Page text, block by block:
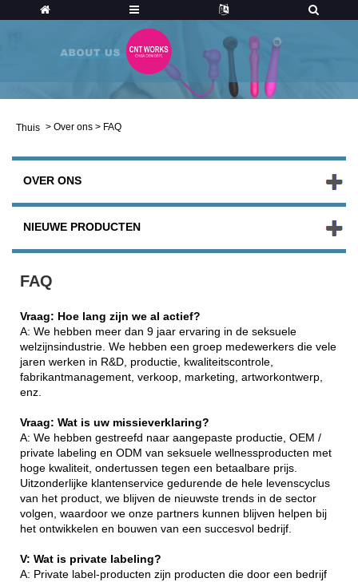
Thuis > Over ons > FAQ
OVER ONS
NIEUWE PRODUCTEN
FAQ
Vraag: Hoe lang zijn we al actief?
A: We hebben meer dan 9 jaar ervaring in de seksuele
welzijnsindustrie. We hebben een groep medewerkers die vele
jaren werken in R&D, productie, kwaliteitscontrole,
fabrikantmanagement, verkoop, marketing, artworkontwerp,
enz.
Vraag: Wat is uw missieverklaring?
A: We hebben gestreefd naar aangepaste productie, OEM /
private labeling en ODM van seksuele wellnessproducten met
hoge kwaliteit, ondertussen tegen een betaalbare prijs.
Uitzonderlijke klantenservice gedurende de hele levenscyclus
van het product, we blijven de nieuwste trends in de sector
volgen, waardoor we onze partners kunnen blijven helpen bij
het ontwikkelen en bouwen van een succesvol bedrijf.
V: Wat is private labeling?
A: Private label-producten zijn producten die door een bedrijf